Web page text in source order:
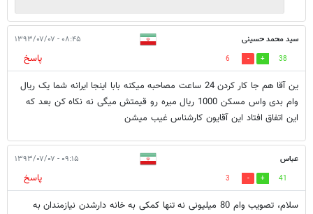
سید محمد حسینی ۰۸:۴۵ - ۱۳۹۳/۰۷/۰۷
38
6
پاسخ
ین آقا هم جا کار کردن 24 ساعت مصاحبه میکنه بابا اینجا ایرانه شما یک ریال
وام بدی واس مسکن 1000 ریال میره رو قیمتش میگی نه نکاه کن بعد که
این اتفاق افتاد این آقایون کارشناس غیب میشن
عباس ۰۹:۱۵ - ۱۳۹۳/۰۷/۰۷
41
3
پاسخ
سلام، تصویب وام 80 میلیونی نه تنها کمکی به خانه دارشدن نیازمندان به